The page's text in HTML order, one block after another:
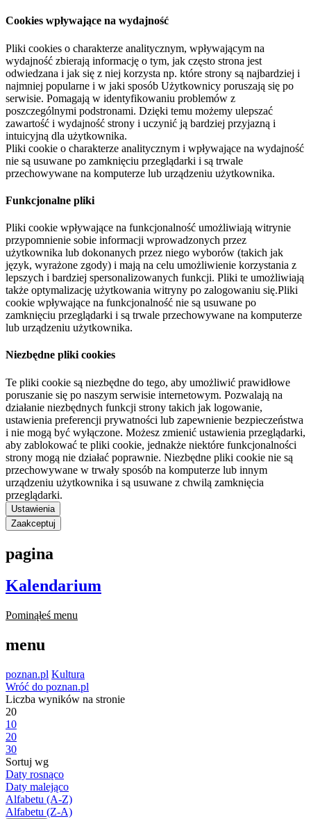
Cookies wpływające na wydajność
Pliki cookies o charakterze analitycznym, wpływającym na
wydajność zbierają informację o tym, jak często strona jest
odwiedzana i jak się z niej korzysta np. które strony są najbardziej i
najmniej popularne i w jaki sposób Użytkownicy poruszają się po
serwisie. Pomagają w identyfikowaniu problemów z
poszczególnymi podstronami. Dzięki temu możemy ulepszać
zawartość i wydajność strony i uczynić ją bardziej przyjazną i
intuicyjną dla użytkownika.
Pliki cookie o charakterze analitycznym i wpływające na wydajność
nie są usuwane po zamknięciu przeglądarki i są trwale
przechowywane na komputerze lub urządzeniu użytkownika.
Funkcjonalne pliki
Pliki cookie wpływające na funkcjonalność umożliwiają witrynie
przypomnienie sobie informacji wprowadzonych przez
użytkownika lub dokonanych przez niego wyborów (takich jak
język, wyrażone zgody) i mają na celu umożliwienie korzystania z
lepszych i bardziej spersonalizowanych funkcji. Pliki te umożliwiają
także optymalizację użytkowania witryny po zalogowaniu się.Pliki
cookie wpływające na funkcjonalność nie są usuwane po
zamknięciu przeglądarki i są trwale przechowywane na komputerze
lub urządzeniu użytkownika.
Niezbędne pliki cookies
Te pliki cookie są niezbędne do tego, aby umożliwić prawidłowe
poruszanie się po naszym serwisie internetowym. Pozwalają na
działanie niezbędnych funkcji strony takich jak logowanie,
ustawienia preferencji prywatności lub zapewnienie bezpieczeństwa
i nie mogą być wyłączone. Możesz zmienić ustawienia przeglądarki,
aby zablokować te pliki cookie, jednakże niektóre funkcjonalności
strony mogą nie działać poprawnie. Niezbędne pliki cookie nie są
przechowywane w trwały sposób na komputerze lub innym
urządzeniu użytkownika i są usuwane z chwilą zamknięcia
przeglądarki.
Ustawienia
Zaakceptuj
pagina
Kalendarium
Pominąłeś menu
menu
poznan.pl Kultura
Wróć do poznan.pl
Liczba wyników na stronie
20
10
20
30
Sortuj wg
Daty rosnąco
Daty malejąco
Alfabetu (A-Z)
Alfabetu (Z-A)